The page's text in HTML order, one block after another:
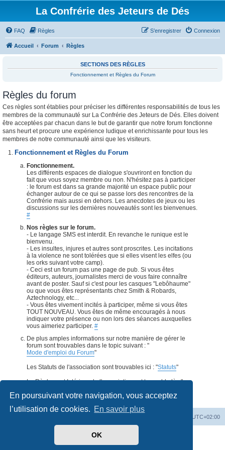
En poursuivant votre navigation, vous acceptez
l’utilisation de cookies. En savoir plus
OK
La Confrérie des Jeteurs de Dés
FAQ Règles Connexion
S’enregistrer
Accueil Forum Règles
SECTIONS DES RÈGLES
Fonctionnement et Règles du Forum
Règles du forum
Ces règles sont établies pour préciser les différentes responsabilités de tous les
membres de la communauté sur La Confrérie des Jeteurs de Dés. Elles doivent
être acceptées par chacun dans le but de garantir que notre forum fonctionne
sans heurt et procure une expérience ludique et enrichissante pour tous les
membres de notre communauté ainsi que les visiteurs.
Fonctionnement et Règles du Forum
Fonctionnement.
Les différents espaces de dialogue s'ouvriront en fonction du
fait que vous soyez membre ou non. N'hésitez pas à participer
: le forum est dans sa grande majorité un espace public pour
échanger autour de ce qui se passe lors des rencontres de la
Confrérie mais aussi en dehors. Les anecdotes de jeux ou les
discussions sur les dernières nouveautés sont les bienvenues.
#
Nos règles sur le forum.
- Le langage SMS est interdit. En revanche le runique est le
bienvenu.
- Les insultes, injures et autres sont proscrites. Les incitations
à la violence ne sont tolérées que si elles visent les elfes (ou
les orks suivant votre camp).
- Ceci est un forum pas une page de pub. Si vous êtes
éditeurs, auteurs, journalistes merci de vous faire connaître
avant de poster. Sauf si c'est pour les casques "Lebôhaume"
ou que vous êtes représentants chez Smith & Robards,
Aztechnology, etc...
- Vous êtes vivement incités à participer, même si vous êtes
TOUT NOUVEAU. Vous êtes de même encouragés à nous
indiquer votre présence ou non lors des séances auxquelles
vous aimeriez participer. #
De plus amples informations sur notre manière de gérer le
forum sont trouvables dans le topic suivant : "
Mode d'emploi du Forum"
Les Statuts de l'association sont trouvables ici : "Statuts"
Le Règlement Intérieur de l'association est trouvable là : "
UTC+02:00
phpBB ® Forum Software © phpBB Limited
phpBB-fr.com